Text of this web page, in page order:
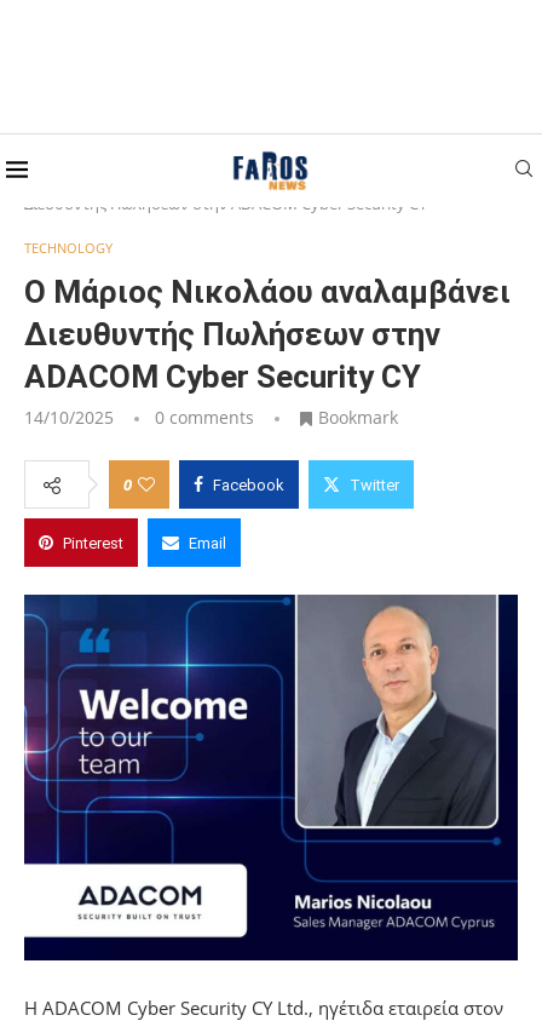
Home
Ο Μάριος Νικολάου αναλαμβάνει
Διευθυντής Πωλήσεων στην ADACOM Cyber Security CY
TECHNOLOGY
Ο Μάριος Νικολάου αναλαμβάνει
Διευθυντής Πωλήσεων στην
ADACOM Cyber Security CY
14/10/2025 0 comments Bookmark
0 Facebook Twitter
Pinterest Email
Η ADACOM Cyber Security CY Ltd., ηγέτιδα εταιρεία στον